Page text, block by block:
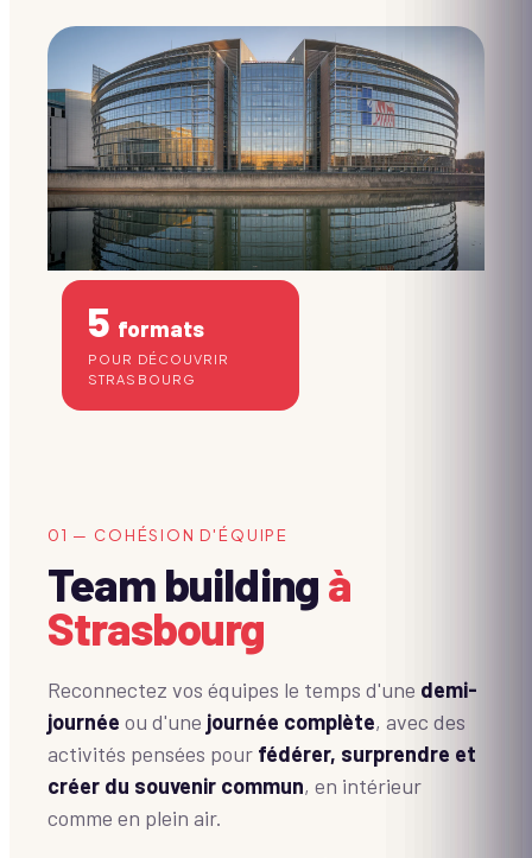
5 formats
POUR DÉCOUVRIR
STRASBOURG
01 — COHÉSION D'ÉQUIPE
Team buildingà
Strasbourg
Reconnectez vos équipes le temps d'une demi-
journée ou d'une journée complète, avec des
activités pensées pour fédérer, surprendre et
créer du souvenir commun, en intérieur
comme en plein air.